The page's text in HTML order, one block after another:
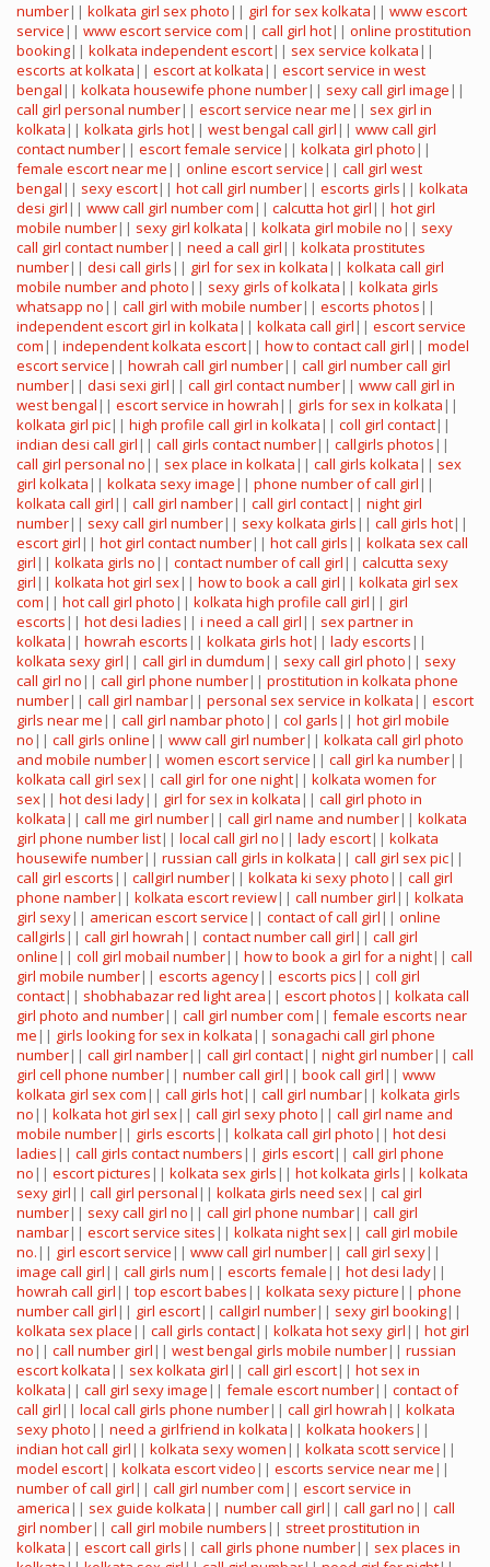
number|| kolkata girl sex photo || girl for sex kolkata || www escort
service || www escort service com || call girl hot|| online prostitution
booking|| kolkata independent escort|| sex service kolkata ||
escorts at kolkata || escort at kolkata || escort service in west
bengal || kolkata housewife phone number|| sexy call girl image ||
call girl personal number|| escort service near me || sex girl in
kolkata || kolkata girls hot|| west bengal call girl || www call girl
contact number|| escort female service || kolkata girl photo ||
female escort near me || online escort service || call girl west
bengal || sexy escort|| hot call girl number|| escorts girls || kolkata
desi girl || www call girl number com || calcutta hot girl || hot girl
mobile number|| sexy girl kolkata || kolkata girl mobile no || sexy
call girl contact number|| need a call girl || kolkata prostitutes
number|| desi call girls || girl for sex in kolkata || kolkata call girl
mobile number and photo || sexy girls of kolkata || kolkata girls
whatsapp no || call girl with mobile number|| escorts photos ||
independent escort girl in kolkata || kolkata call girl || escort service
com || independent kolkata escort|| how to contact call girl || model
escort service || howrah call girl number|| call girl number call girl
number|| dasi sexi girl || call girl contact number|| www call girl in
west bengal || escort service in howrah || girls for sex in kolkata ||
kolkata girl pic|| high profile call girl in kolkata || coll girl contact||
indian desi call girl || call girls contact number|| callgirls photos ||
call girl personal no || sex place in kolkata || call girls kolkata || sex
girl kolkata || kolkata sexy image || phone number of call girl ||
kolkata call girl || call girl namber|| call girl contact|| night girl
number|| sexy call girl number|| sexy kolkata girls || call girls hot||
escort girl || hot girl contact number|| hot call girls || kolkata sex call
girl || kolkata girls no || contact number of call girl || calcutta sexy
girl || kolkata hot girl sex|| how to book a call girl || kolkata girl sex
com || hot call girl photo || kolkata high profile call girl || girl
escorts || hot desi ladies || i need a call girl || sex partner in
kolkata || howrah escorts || kolkata girls hot|| lady escorts ||
kolkata sexy girl || call girl in dumdum || sexy call girl photo || sexy
call girl no || call girl phone number|| prostitution in kolkata phone
number|| call girl nambar|| personal sex service in kolkata || escort
girls near me || call girl nambar photo || col garls || hot girl mobile
no || call girls online || www call girl number|| kolkata call girl photo
and mobile number|| women escort service || call girl ka number||
kolkata call girl sex|| call girl for one night|| kolkata women for
sex|| hot desi lady|| girl for sex in kolkata || call girl photo in
kolkata || call me girl number|| call girl name and number|| kolkata
girl phone number list|| local call girl no || lady escort|| kolkata
housewife number|| russian call girls in kolkata || call girl sex pic||
call girl escorts || callgirl number|| kolkata ki sexy photo || call girl
phone namber|| kolkata escort review|| call number girl || kolkata
girl sexy|| american escort service || contact of call girl || online
callgirls || call girl howrah || contact number call girl || call girl
online || coll girl mobail number|| how to book a girl for a night|| call
girl mobile number|| escorts agency|| escorts pics || coll girl
contact|| shobhabazar red light area || escort photos || kolkata call
girl photo and number|| call girl number com || female escorts near
me || girls looking for sex in kolkata || sonagachi call girl phone
number|| call girl namber|| call girl contact|| night girl number|| call
girl cell phone number|| number call girl || book call girl || www
kolkata girl sex com || call girls hot|| call girl numbar|| kolkata girls
no || kolkata hot girl sex|| call girl sexy photo || call girl name and
mobile number|| girls escorts || kolkata call girl photo || hot desi
ladies || call girls contact numbers || girls escort|| call girl phone
no || escort pictures || kolkata sex girls || hot kolkata girls || kolkata
sexy girl || call girl personal || kolkata girls need sex|| cal girl
number|| sexy call girl no || call girl phone numbar|| call girl
nambar|| escort service sites || kolkata night sex|| call girl mobile
no. || girl escort service || www call girl number|| call girl sexy||
image call girl || call girls num || escorts female || hot desi lady||
howrah call girl || top escort babes || kolkata sexy picture || phone
number call girl || girl escort|| callgirl number|| sexy girl booking||
kolkata sex place || call girls contact|| kolkata hot sexy girl || hot girl
no || call number girl || west bengal girls mobile number|| russian
escort kolkata || sex kolkata girl || call girl escort|| hot sex in
kolkata || call girl sexy image || female escort number|| contact of
call girl || local call girls phone number|| call girl howrah || kolkata
sexy photo || need a girlfriend in kolkata || kolkata hookers ||
indian hot call girl || kolkata sexy women || kolkata scott service ||
model escort|| kolkata escort video || escorts service near me ||
number of call girl || call girl number com || escort service in
america || sex guide kolkata || number call girl || call garl no || call
girl nomber|| call girl mobile numbers || street prostitution in
kolkata || escort call girls || call girls phone number|| sex places in